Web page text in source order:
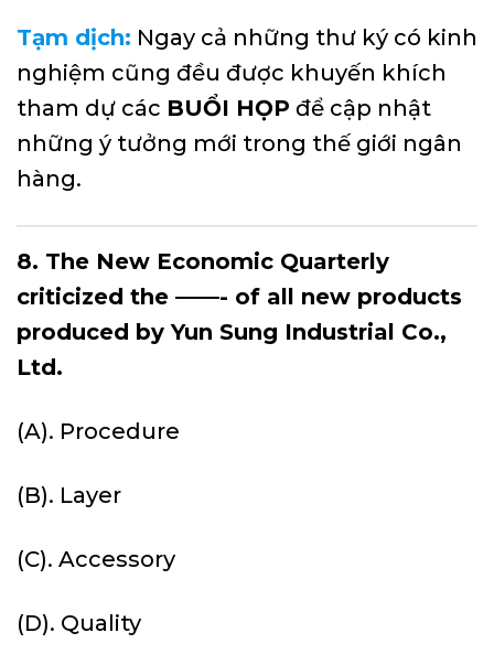
Tạm dịch: Ngay cả những thư ký có kinh
nghiệm cũng đều được khuyến khích
tham dự các BUỔI HỌP để cập nhật
những ý tưởng mới trong thế giới ngân
hàng.
8. The New Economic Quarterly
criticized the ——- of all new products
produced by Yun Sung Industrial Co.,
Ltd.
(A). Procedure
(B). Layer
(C). Accessory
(D). Quality